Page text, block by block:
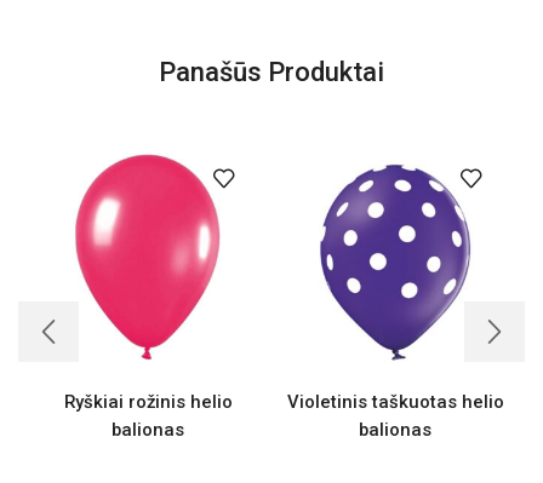
Panašūs Produktai
Ryškiai rožinis helio
balionas
Violetinis taškuotas helio
balionas